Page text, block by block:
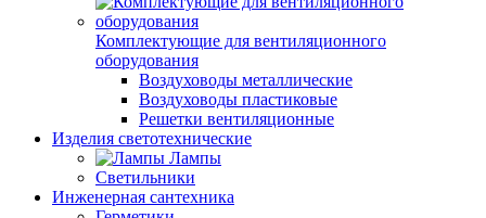
Комплектующие для вентиляционного
оборудования
Воздуховоды металлические
Воздуховоды пластиковые
Решетки вентиляционные
Изделия светотехнические
Лампы
Светильники
Инженерная сантехника